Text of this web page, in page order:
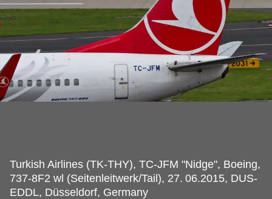
Turkish Airlines (TK-THY), TC-JFM "Nidge", Boeing,
737-8F2 wl (Seitenleitwerk/Tail), 27. 06.2015, DUS-
EDDL, Düsseldorf, Germany